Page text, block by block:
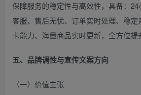
保障服务的稳定性与高效性，具备：
客服、售后无忧、订单实时处理、稳
卡能力、海量商品实时更新，全方位提
五、品牌调性与宣传文案方向
（一）价值主张